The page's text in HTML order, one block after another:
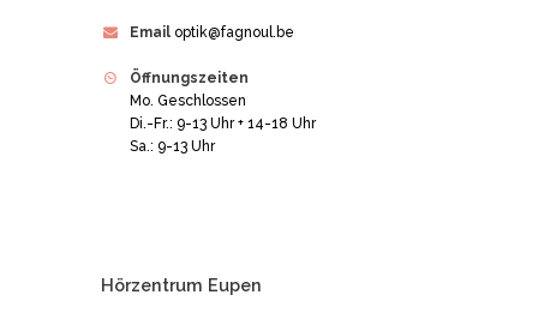
Email optik@fagnoul.be
Öffnungszeiten
Mo. Geschlossen
Di.-Fr.: 9-13 Uhr + 14-18 Uhr
Sa.: 9-13 Uhr
Hörzentrum Eupen